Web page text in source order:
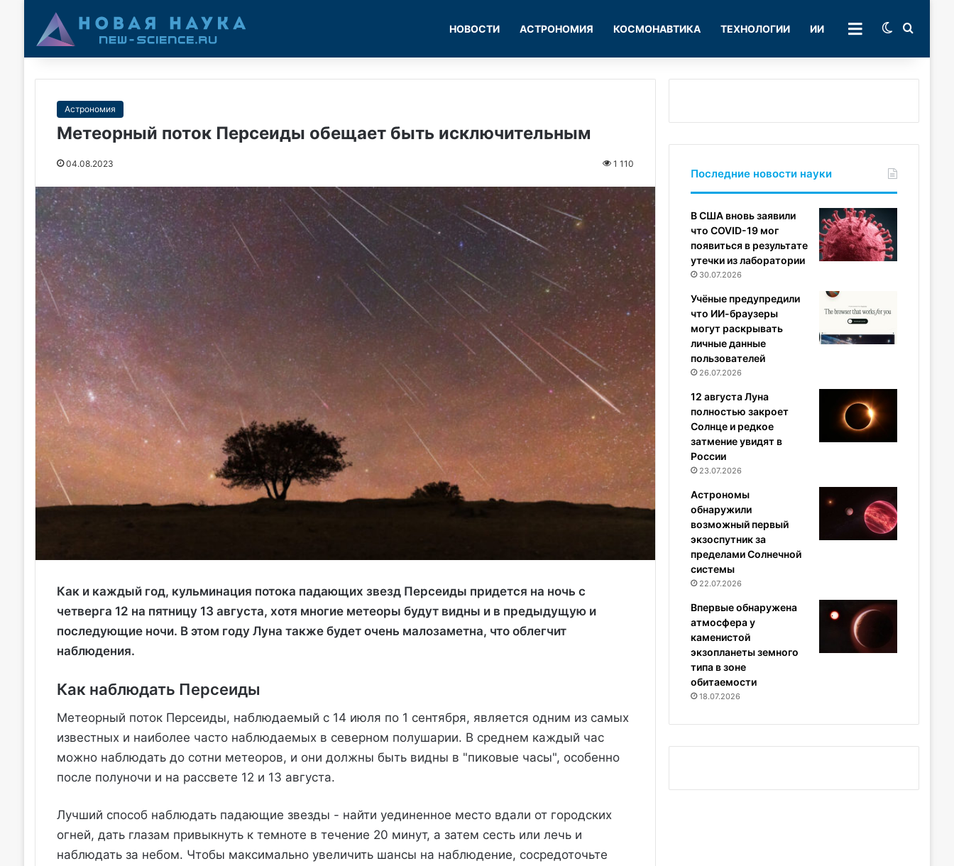
НОВОСТИ АСТРОНОМИЯ КОСМОНАВТИКА ТЕХНОЛОГИИ ИИ РУБРИКИSwitch skin
Астрономия
Метеорный поток Персеиды обещает быть исключительным
04.08.2023 1 110
Как и каждый год, кульминация потока падающих звезд Персеиды придется на ночь с
четверга 12 на пятницу 13 августа, хотя многие метеоры будут видны и в предыдущую и
последующие ночи. В этом году Луна также будет очень малозаметна, что облегчит
наблюдения.
Как наблюдать Персеиды
Метеорный поток Персеиды, наблюдаемый с 14 июля по 1 сентября, является одним из самых
известных и наиболее часто наблюдаемых в северном полушарии. В среднем каждый час
можно наблюдать до сотни метеоров, и они должны быть видны в "пиковые часы", особенно
после полуночи и на рассвете 12 и 13 августа.
Лучший способ наблюдать падающие звезды - найти уединенное место вдали от городских
огней, дать глазам привыкнуть к темноте в течение 20 минут, а затем сесть или лечь и
наблюдать за небом. Чтобы максимально увеличить шансы на наблюдение, сосредоточьте
Последние новости науки
В США вновь заявили
что COVID-19 мог
появиться в результате
утечки из лаборатории
30.07.2026
Учёные предупредили
что ИИ-браузеры
могут раскрывать
личные данные
пользователей
26.07.2026
12 августа Луна
полностью закроет
Солнце и редкое
затмение увидят в
России
23.07.2026
Астрономы
обнаружили
возможный первый
экзоспутник за
пределами Солнечной
системы
22.07.2026
Впервые обнаружена
атмосфера у
каменистой
экзопланеты земного
типа в зоне
обитаемости
18.07.2026